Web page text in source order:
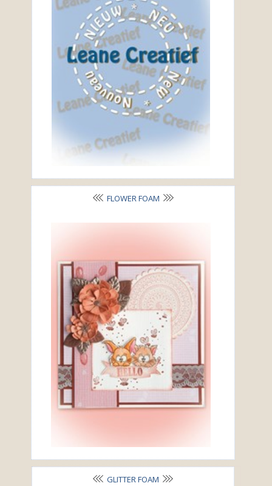
FLOWER FOAM
GLITTER FOAM